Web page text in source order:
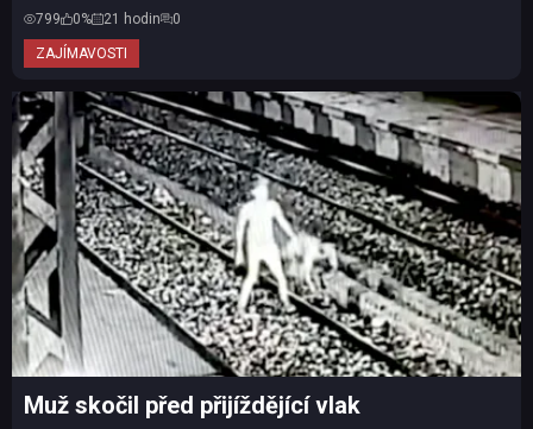
ZAJÍMAVOSTI
pacienty vlastní...
799 0% 21 hodin 0
Muž skočil před přijíždějící vlak